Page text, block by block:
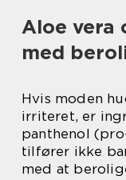
Aloe vera
med
Hvis moden
irriteret, er
panthenol
tilfører ikke
med at